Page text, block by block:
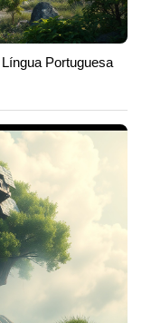
Portuguesa